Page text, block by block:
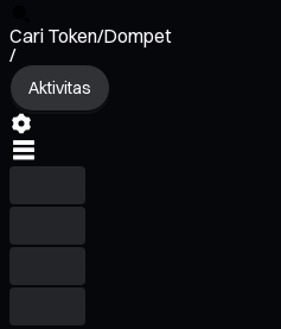
Cari Token/Dompet
/
Aktivitas